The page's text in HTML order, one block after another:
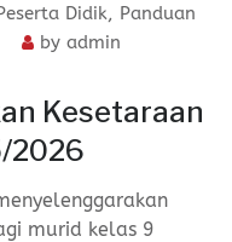
Didik, Panduan
by admin
Kesetaraan
2026
murid kelas 9